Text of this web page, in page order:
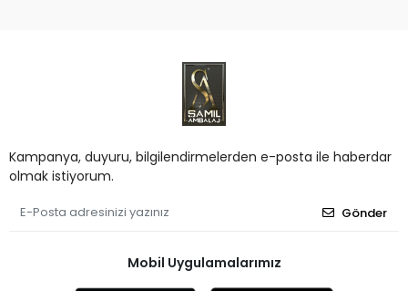
Kampanya, duyuru, bilgilendirmelerden e-posta ile haberdar
olmak istiyorum.
Gönder
Mobil Uygulamalarımız